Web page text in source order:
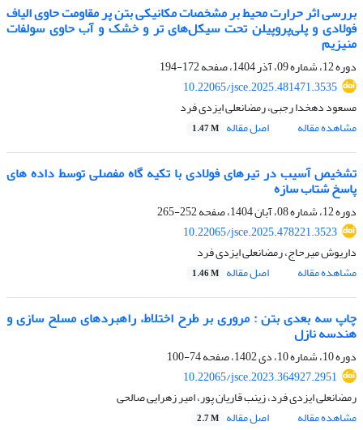
بررسی اثر حرارت محیط بر مشخصات مکانیکی بتن پر مقاومت حاوی الیاف
فولادی و پلی‌پروپیلن تحت سیکل‌های تر و خشک و آب حاوی سولفات
منیزیم
دوره 12، شماره 09، آذر 1404، صفحه
172-194
10.22065/jsce.2025.481471.3535
مسعود دهخدا رجبی، رمضانعلی ایزدی فرد
مشاهده مقاله
اصل مقاله 1.47 M
تشخیص آسیب در تیرهای فولادی با تکیه گاه مفصلی توسط داده های
پاسخ شتاب سازه
دوره 12، شماره 08، آبان 1404، صفحه
252-265
10.22065/jsce.2025.478221.3523
داریوش میرحاج، رمضانعلی ایزدی فرد
مشاهده مقاله
اصل مقاله 1.46 M
چاپ سه بعدی بتن : مروری بر طرح اختلاط، راهبردهای مسلح سازی و
هندسه نازل
دوره 10، شماره 10، دی 1402، صفحه
74-100
10.22065/jsce.2023.364927.2951
رمضانعلی ایزدی فرد، زینب قاریان پور، امیر زهرایی صالحی
مشاهده مقاله
اصل مقاله 2.7 M